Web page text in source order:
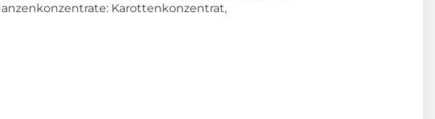
Karottenkonzentrat,